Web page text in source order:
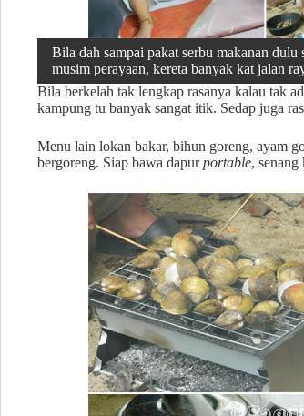
Bila dah sampai pakat serbu makanan
musim perayaan, kereta banyak kat jalan
Bila berkelah tak lengkap rasanya kalau tak
kampung tu banyak sangat itik. Sedap juga
Menu lain lokan bakar, bihun goreng, ayam
bergoreng. Siap bawa dapurportable, senang